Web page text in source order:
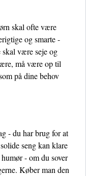
skal ofte være
og smarte -
skal være seje og
må være op til
på dine behov
- du har brug for at
seng kan klare
- om du sover
Køber man den